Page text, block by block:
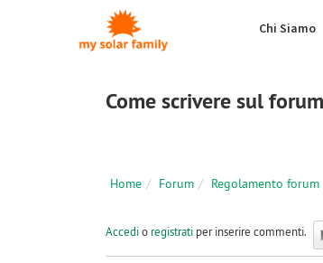
Salta al contenuto principale
Chi Siamo
Come scrivere sul forum
Home Forum Regolamento forum
Accedio registrati per inserire commenti.